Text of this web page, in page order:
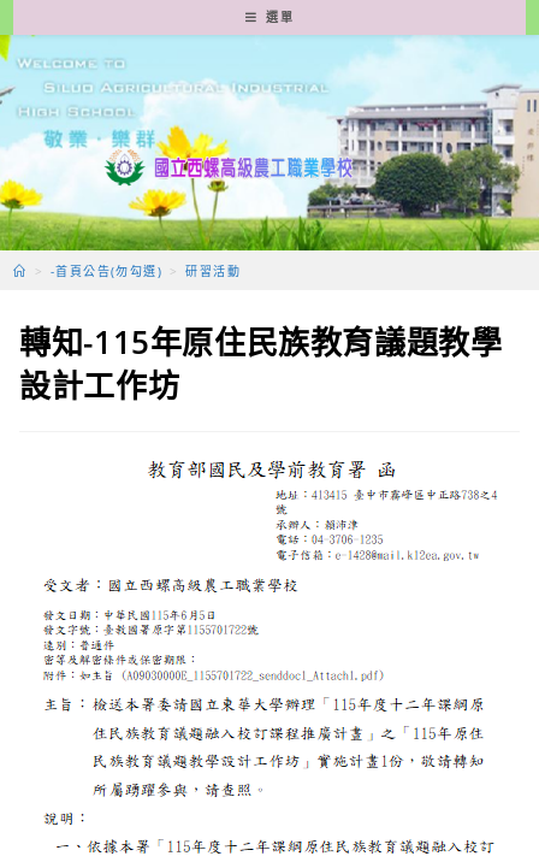
轉
至
要
容
選單
> -首頁公告(勿勾選) > 研習活動
轉知-115年原住民族教育議題教學
設計工作坊